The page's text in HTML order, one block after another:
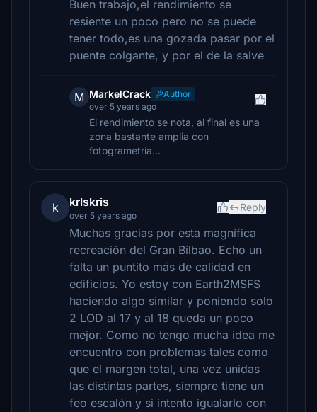
Buen trabajo,el rendimiento se
resiente un poco pero no se puede
tener todo,es una gozada pasar por el
puente colgante, y por el de la salve
M MarkelCrack
Author
over 5 years ago
El rendimiento se nota, al final es una
zona bastante amplia con
fotogrametría...
k krlskris
over 5 years ago
Reply
Muchas gracias por esta magnífica
recreación del Gran Bilbao. Echo un
falta un puntito más de calidad en
edificios. Yo estoy con Earth2MSFS
haciendo algo similar y poniendo solo
2 LOD al 17 y al 18 queda un poco
mejor. Como no tengo mucha idea me
encuentro con problemas tales como
que el margen total, una vez unidas
las distintas partes, siempre tiene un
feo escalón y si intento igualarlo con